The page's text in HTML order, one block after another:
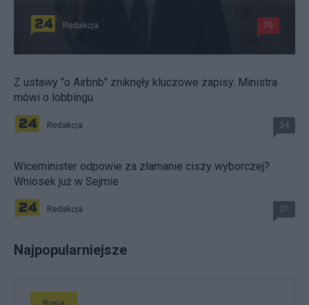
Redakcja 70
Z ustawy "o Airbnb" zniknęły kluczowe zapisy. Ministra
mówi o lobbingu
Redakcja 34
Wiceminister odpowie za złamanie ciszy wyborczej?
Wniosek już w Sejmie
Redakcja 37
Najpopularniejsze